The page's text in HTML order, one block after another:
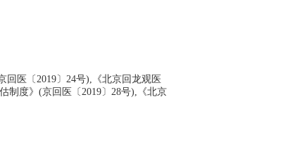
回医〔2019〕24号),《北京回龙观医
制度》(京回医〔2019〕28号),《北京